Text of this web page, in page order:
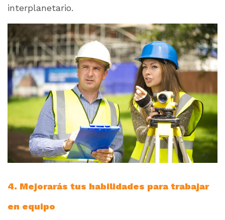
interplanetario.
4. Mejorarás tus habilidades para trabajar
en equipo